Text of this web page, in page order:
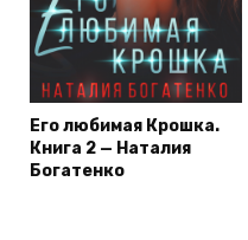
Его любимая Крошка.
Книга 2 — Наталия
Богатенко